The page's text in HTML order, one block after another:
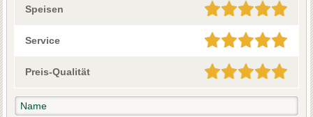
Speisen
Service
Preis-Qualität